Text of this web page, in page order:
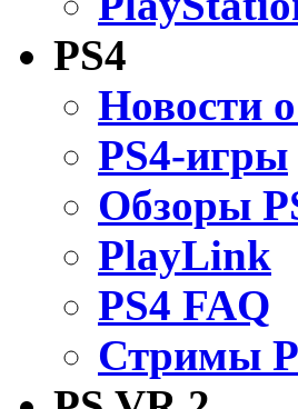
PS4
Новости
PS4-игры
Обзоры
PlayLink
PS4 FAQ
Стримы